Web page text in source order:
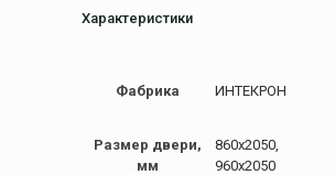
Характеристики
Фабрика ИНТЕКРОН
Размер двери,
мм
860х2050,
960х2050